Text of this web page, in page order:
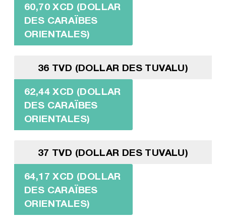
60,70 XCD (DOLLAR
DES CARAÏBES
ORIENTALES)
36 TVD (DOLLAR DES TUVALU)
62,44 XCD (DOLLAR
DES CARAÏBES
ORIENTALES)
37 TVD (DOLLAR DES TUVALU)
64,17 XCD (DOLLAR
DES CARAÏBES
ORIENTALES)